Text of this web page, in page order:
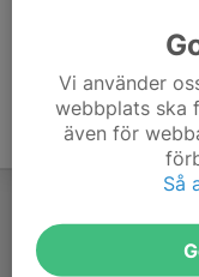
Vi använder
webbplats ska
även för
Så